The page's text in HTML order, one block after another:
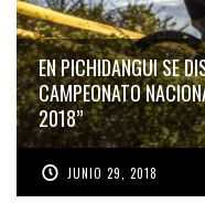
EN PICHIDANGUI SE
CAMPEONATO
2018”
JUNIO 29, 2018